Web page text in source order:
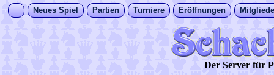
Neues Spiel Partien Turniere Eröffnungen
Der Server für